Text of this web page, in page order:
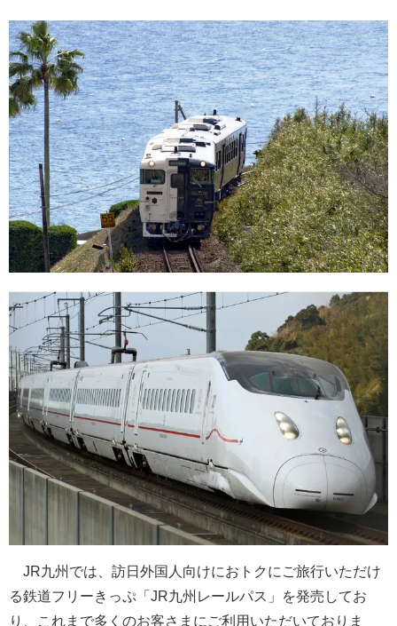
JR九州では、訪日外国人向けにおトクにご旅行いただけ
る鉄道フリーきっぷ「JR九州レールパス」を発売してお
り、これまで多くのお客さまにご利用いただいておりま